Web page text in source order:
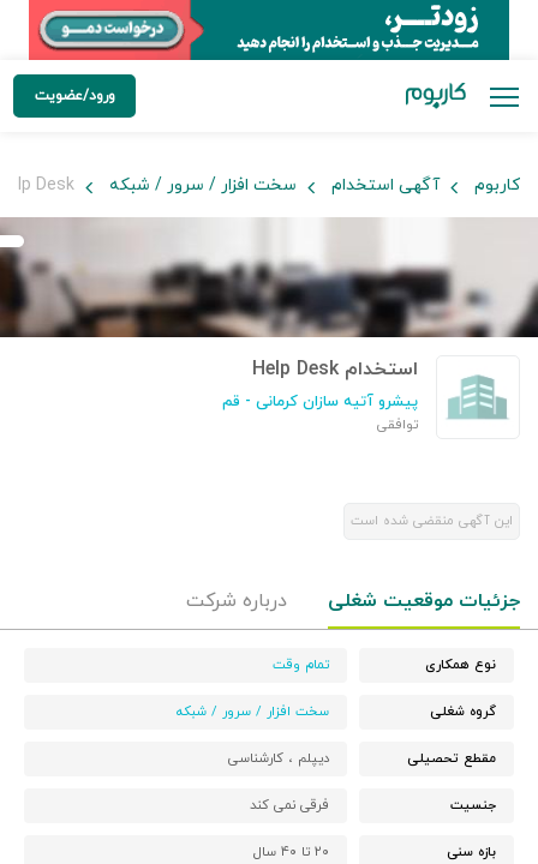
ورود/عضویت
کاربوم آگهی استخدام سخت افزار / سرور / شبکه
استخدام Help Desk
پیشرو آتیه سازان کرمانی - قم
توافقی
این آگهی منقضی شده است
جزئیات موقعیت شغلی درباره شرکت
نوع همکاری تمام وقت
گروه شغلی سخت افزار / سرور / شبکه
مقطع تحصیلی دیپلم ،کارشناسی
جنسیت فرقی نمی کند
بازه سنی ۲۰ تا ۴۰ سال